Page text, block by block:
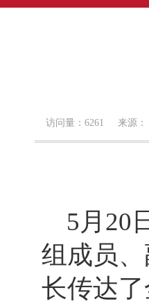
访问量：6261 来源：
5月20
组成员
长传达